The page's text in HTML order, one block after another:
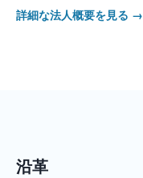
詳細な法人概要を見る →
沿革